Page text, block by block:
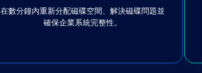
在數分鐘內重新分配磁碟空間、解決磁碟問題並
確保企業系統完整性。